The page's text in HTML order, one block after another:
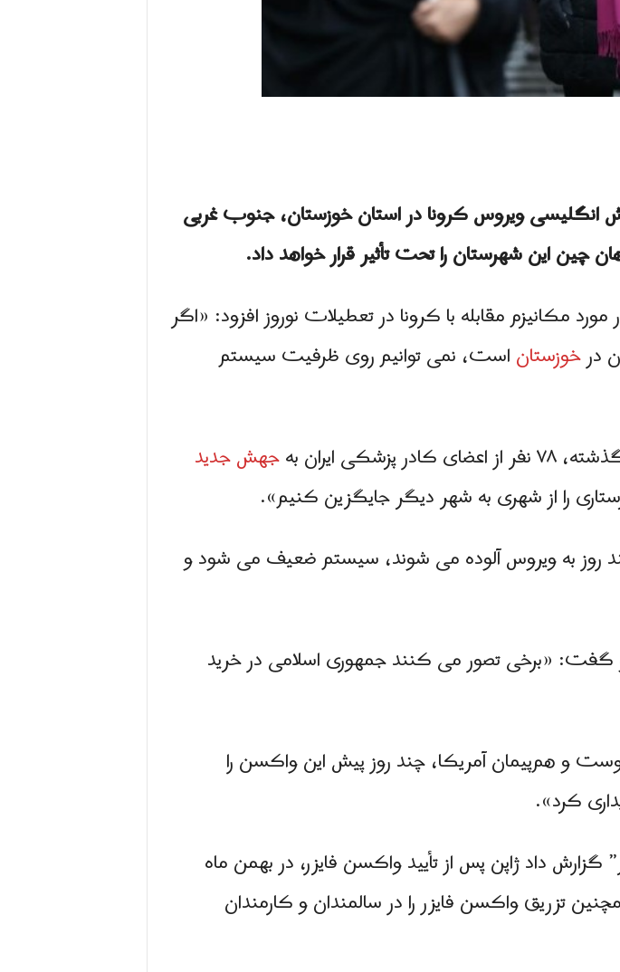
انگلیسی ویروس کرونا در استان خوزستان، جنوب غربی
این شهرستان را تحت تأثیر قرار خواهد داد.
مکانیزم مقابله با کرونا در تعطیلات نوروز افزود: «اگر
درخوزستاناست، نمی توانیم روی ظرفیت سیستم
جهش جدید
را از شهری به شهر دیگر جایگزین کنیم».
از كادرهای ما طی چند روز به ویروس آلوده می شوند، سیستم ضعیف می شود و
«برخی تصور می کنند جمهوری اسلامی در خرید
و هم‌پیمان آمریکا، چند روز پیش این واکسن را
کرد».
داد ژاپن پس از تأیید واکسن فایزر، در بهمن ‌ماه
تزریق واکسن فایزر را در سالمندان و کارمندان